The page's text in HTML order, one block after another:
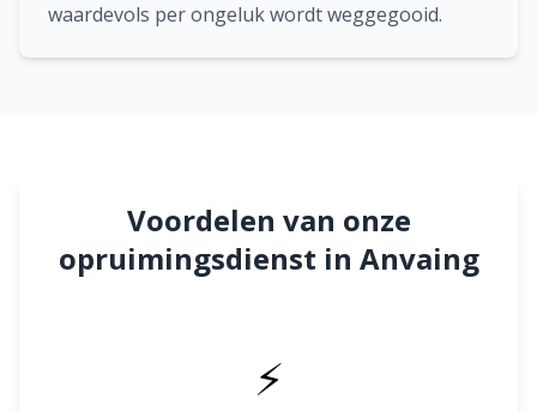
waardevols per ongeluk wordt weggegooid.
Voordelen van onze
opruimingsdienst in Anvaing
⚡